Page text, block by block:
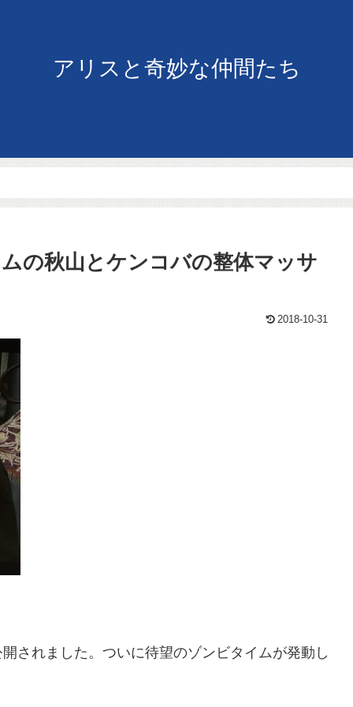
アリスと奇妙な仲間たち
の秋山とケンコバの整体マッサ
2018-10-31
されました。ついに待望のゾンビタイムが発動し